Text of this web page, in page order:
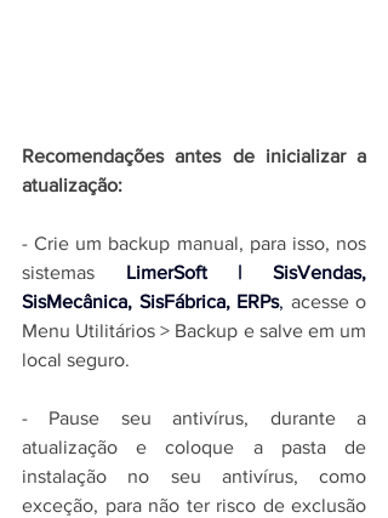
Recomendações antes de inicializar a
atualização:
- Crie um backup manual, para isso, nos
sistemas LimerSoft | SisVendas,
SisMecânica, SisFábrica, ERPs, acesse o
Menu Utilitários > Backup e salve em um
local seguro.
- Pause seu antivírus, durante a
atualização e coloque a pasta de
instalação no seu antivírus, como
exceção, para não ter risco de exclusão